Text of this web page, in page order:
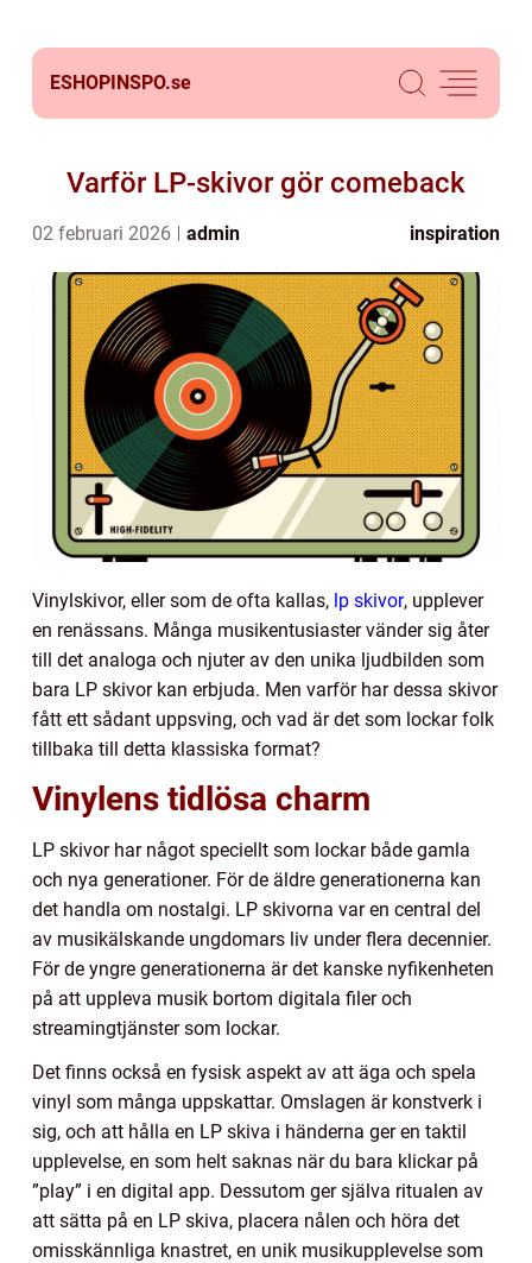
ESHOPINSPO.se
Varför LP-skivor gör comeback
02 februari 2026 admin inspiration
Vinylskivor, eller som de ofta kallas, lp skivor, upplever
en renässans. Många musikentusiaster vänder sig åter
till det analoga och njuter av den unika ljudbilden som
bara LP skivor kan erbjuda. Men varför har dessa skivor
fått ett sådant uppsving, och vad är det som lockar folk
tillbaka till detta klassiska format?
Vinylens tidlösa charm
LP skivor har något speciellt som lockar både gamla
och nya generationer. För de äldre generationerna kan
det handla om nostalgi. LP skivorna var en central del
av musikälskande ungdomars liv under flera decennier.
För de yngre generationerna är det kanske nyfikenheten
på att uppleva musik bortom digitala filer och
streamingtjänster som lockar.
Det finns också en fysisk aspekt av att äga och spela
vinyl som många uppskattar. Omslagen är konstverk i
sig, och att hålla en LP skiva i händerna ger en taktil
upplevelse, en som helt saknas när du bara klickar på
”play” i en digital app. Dessutom ger själva ritualen av
att sätta på en LP skiva, placera nålen och höra det
omisskännliga knastret, en unik musikupplevelse som